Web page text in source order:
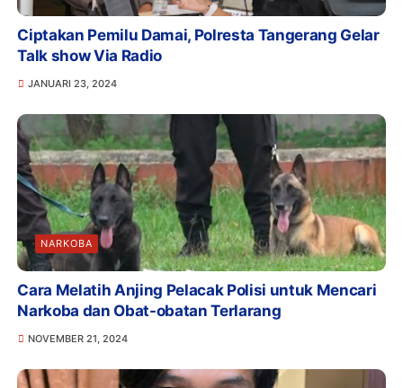
Ciptakan Pemilu Damai, Polresta Tangerang Gelar
Talk show Via Radio
JANUARI 23, 2024
NARKOBA
Cara Melatih Anjing Pelacak Polisi untuk Mencari
Narkoba dan Obat-obatan Terlarang
NOVEMBER 21, 2024